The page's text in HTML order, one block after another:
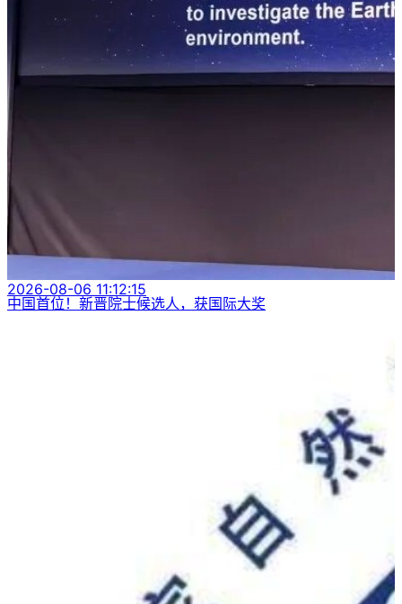
2026-08-06 11:12:15
中国首位！新晋院士候选人，获国际大奖